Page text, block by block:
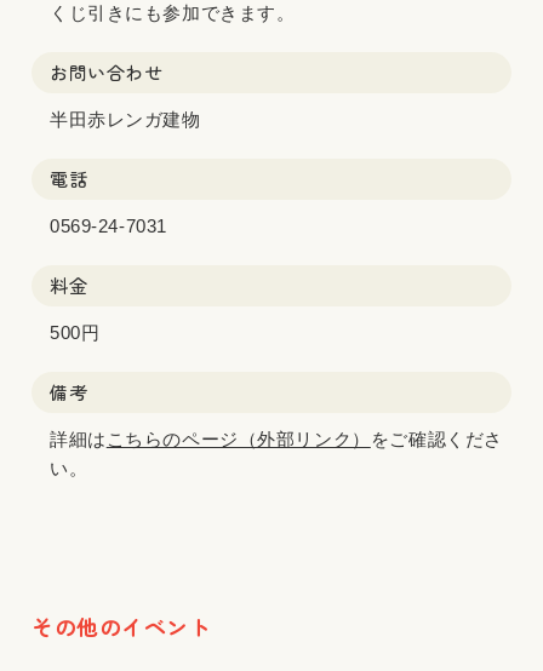
くじ引きにも参加できます。
お問い合わせ
半田赤レンガ建物
電話
0569-24-7031
料金
500円
備考
詳細は こちらのページ（外部リンク）
をご確認くださ
い。
その他のイベント